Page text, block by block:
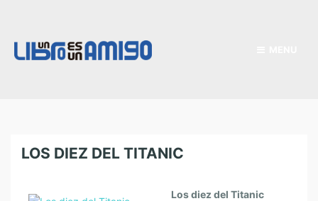
LOS DIEZ DEL TITANIC
Los diez del Titanic